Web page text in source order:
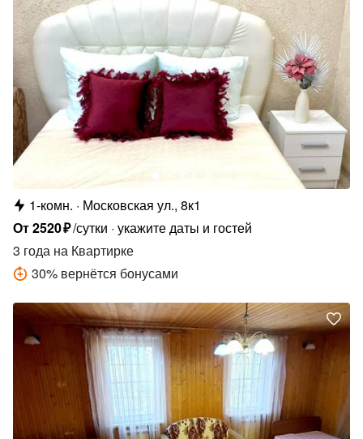
1-комн.
Московская ул., 8к1
От2520₽/сутки укажите даты и гостей
3 года на Квартирке
30% вернётся бонусами